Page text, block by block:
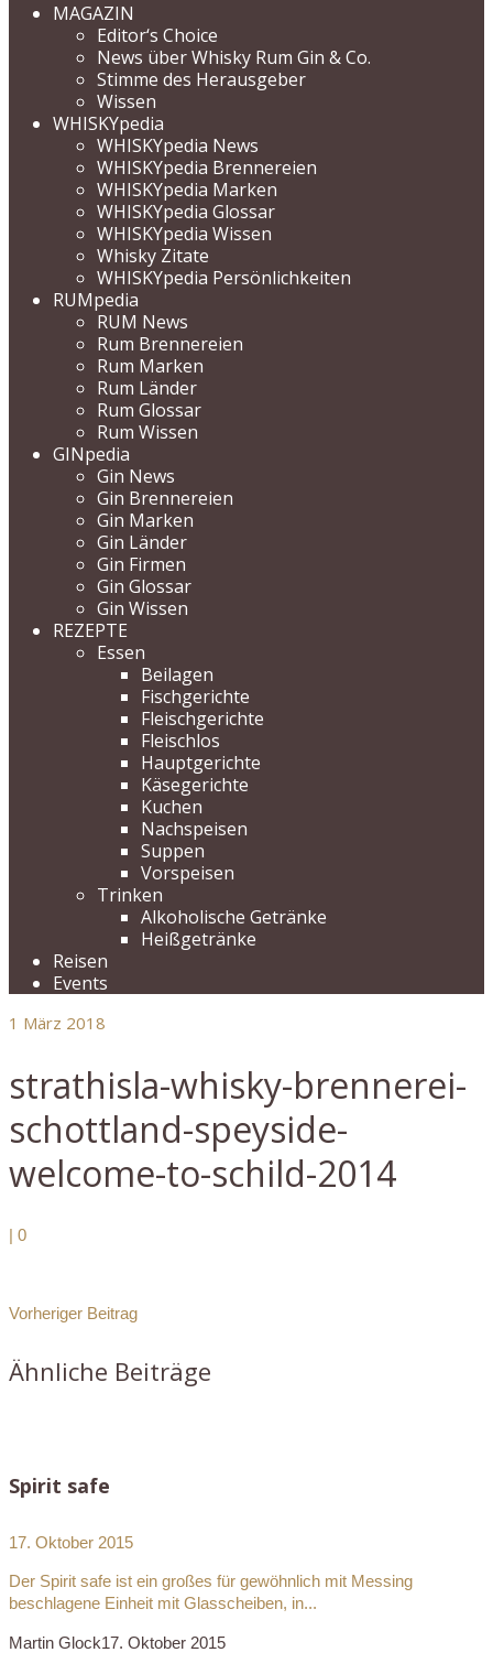
MAGAZIN
Editor‘s Choice
News über Whisky Rum Gin & Co.
Stimme des Herausgeber
Wissen
WHISKYpedia
WHISKYpedia News
WHISKYpedia Brennereien
WHISKYpedia Marken
WHISKYpedia Glossar
WHISKYpedia Wissen
Whisky Zitate
WHISKYpedia Persönlichkeiten
RUMpedia
RUM News
Rum Brennereien
Rum Marken
Rum Länder
Rum Glossar
Rum Wissen
GINpedia
Gin News
Gin Brennereien
Gin Marken
Gin Länder
Gin Firmen
Gin Glossar
Gin Wissen
REZEPTE
Essen
Beilagen
Fischgerichte
Fleischgerichte
Fleischlos
Hauptgerichte
Käsegerichte
Kuchen
Nachspeisen
Suppen
Vorspeisen
Trinken
Alkoholische Getränke
Heißgetränke
Reisen
Events
1 März 2018
strathisla-whisky-brennerei-
schottland-speyside-
welcome-to-schild-2014
| 0
Vorheriger Beitrag
Ähnliche Beiträge
Spirit safe
17. Oktober 2015
Der Spirit safe ist ein großes für gewöhnlich mit Messing
beschlagene Einheit mit Glasscheiben, in...
Martin Glock17. Oktober 2015